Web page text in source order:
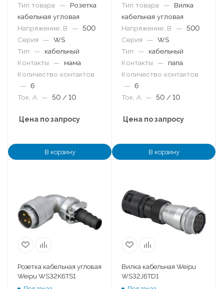
Тип товара —
Розетка
кабельная угловая
Напряжение, В
— 500
Серия
— WS
Тип
—
кабельный
Контакты
—
мама
Количество контактов
— 6
Ток, А
— 50 / 10
Цена по запросу
В корзину
Тип товара —
Вилка
кабельная угловая
Напряжение, В
— 500
Серия
— WS
Тип
—
кабельный
Контакты
—
папа
Количество контактов
— 6
Ток, А
— 50 / 10
Цена по запросу
В корзину
Розетка кабельная угловая
Weipu WS32K6TS1
Вилка кабельная Weipu
WS32J6TD1